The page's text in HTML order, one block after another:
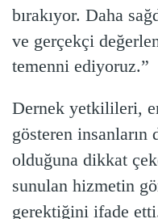
bırakıyor. Daha
ve gerçekçi
temenni ediyoruz.”
Dernek yetkilileri,
gösteren insanların
olduğuna dikkat
sunulan hizmetin
gerektiğini ifade